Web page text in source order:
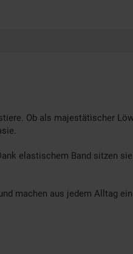
Ob als majestätischer
elastischem Band sitzen
machen aus jedem Alltag